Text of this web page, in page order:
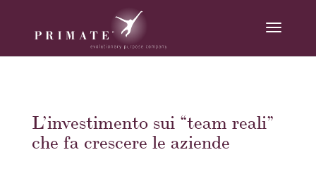
L’investimento sui “team reali”
che fa crescere le aziende